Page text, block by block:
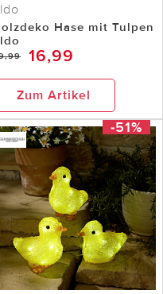
Hase mit Tulpen
16,99
Zum Artikel
-51%